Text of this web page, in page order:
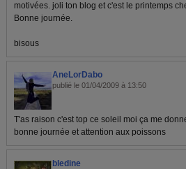
motivées. joli ton blog et c'est le printemps
Bonne journée.
bisous
AneLorDabo
publié le 01/04/2009 à 13:50
T'as raison c'est top ce soleil moi ça me
bonne journée et attention aux poissons
bledine